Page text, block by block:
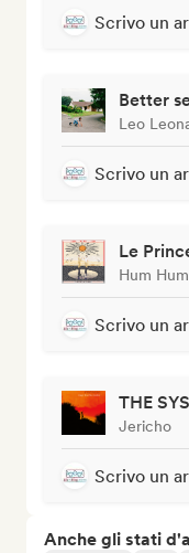
Scrivo un
Better
Leo
Scrivo un
Le
Hum Hum
Scrivo un
THE
Jericho
Scrivo un
Anche gli stati